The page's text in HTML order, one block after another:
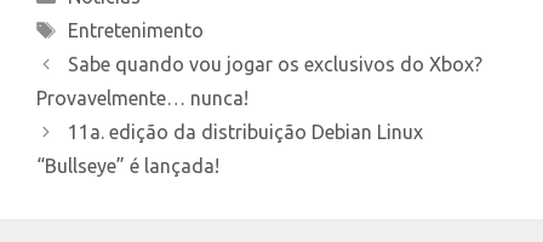
Tags
Entretenimento
Sabe quando vou jogar os exclusivos do Xbox?
Provavelmente… nunca!
11a. edição da distribuição Debian Linux
“Bullseye” é lançada!